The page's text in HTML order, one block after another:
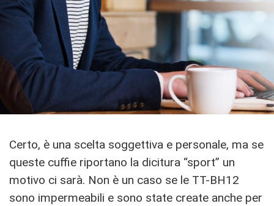
Certo, è una scelta soggettiva e personale, ma se
queste cuffie riportano la dicitura “sport” un
motivo ci sarà. Non è un caso se le TT-BH12
sono impermeabili e sono state create anche per